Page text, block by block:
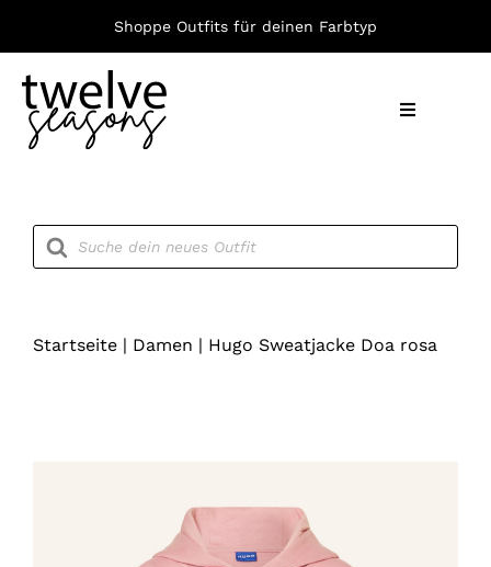
springen
Shoppe Outfits für deinen Farbtyp
Toggle
Products
search
Startseite| Damen | Hugo Sweatjacke Doa rosa